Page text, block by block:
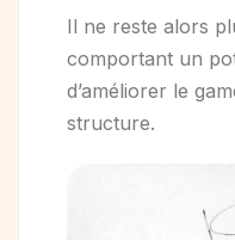
Il ne reste alors
comportant un
d’améliorer le
structure.